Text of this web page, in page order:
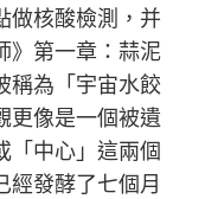
做核酸檢測，并
》第一章：蒜泥
稱為「宇宙水餃
更像是一個被遺
「中心」這兩個
經發酵了七個月